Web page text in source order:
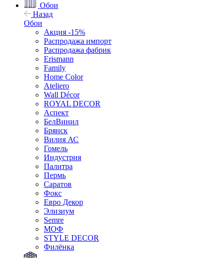
Обои
Назад
Обои
Акция -15%
Распродажа импорт
Распродажа фабрик
Erismann
Family
Home Color
Ateliero
Wall Décor
ROYAL DECOR
Аспект
БелВинил
Брянск
Вилия АС
Гомель
Индустрия
Палитра
Пермь
Саратов
Фокс
Евро Декор
Элизиум
Semre
МОФ
STYLE DECOR
Филёнка